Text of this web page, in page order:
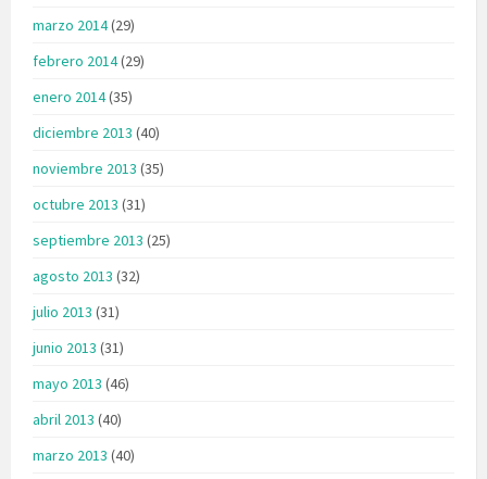
marzo 2014(29)
febrero 2014(29)
enero 2014(35)
diciembre 2013 (40)
noviembre 2013 (35)
octubre 2013 (31)
septiembre 2013 (25)
agosto 2013 (32)
julio 2013 (31)
junio 2013 (31)
mayo 2013 (46)
abril 2013 (40)
marzo 2013 (40)